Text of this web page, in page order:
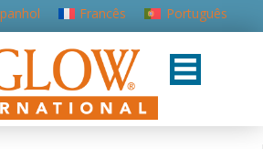
Francês Português